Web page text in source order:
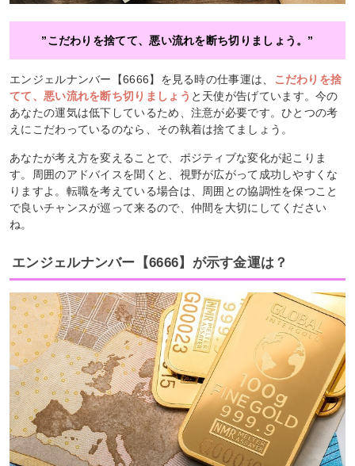
”こだわりを捨てて、悪い流れを断ち切りましょう。”
エンジェルナンバー【6666】を見る時の仕事運は、 こだわりを捨
てて、悪い流れを断ち切りましょう と天使が告げています。今の
あなたの運気は低下しているため、注意が必要です。ひとつの考
えにこだわっているのなら、その執着は捨てましょう。
あなたが考え方を変えることで、ポジティブな変化が起こりま
す。周囲のアドバイスを聞くと、視野が広がって成功しやすくな
りますよ。転職を考えている場合は、周囲との協調性を保つこと
で良いチャンスが巡って来るので、仲間を大切にしてください
ね。
エンジェルナンバー【6666】が示す金運は？